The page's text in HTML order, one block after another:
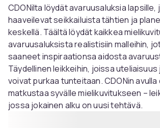
CDONilta löydät avaruusaluksia lapsille,
haaveilevat seikkailuista tähtien ja
keskellä. Täältä löydät kaikkea
avaruusaluksista realistisiin malleihin,
saaneet inspiraationsa aidosta
Täydellinen leikkeihin, joissa uteliaisuus
voivat purkaa tunteitaan. CDONin
matkustaa syvälle mielikuvitukseen –
jossa jokainen alku on uusi tehtävä.